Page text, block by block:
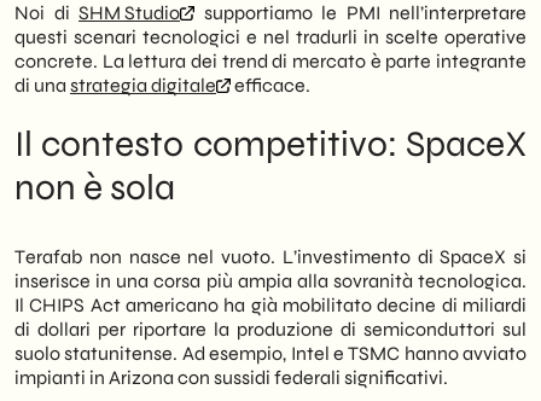
Noi di SHM Studio
supportiamo le PMI nell’interpretare
questi scenari tecnologici e nel tradurli in scelte operative
concrete. La lettura dei trend di mercato è parte integrante
di una strategia digitale efficace.
Il contesto competitivo: SpaceX
non è sola
Terafab non nasce nel vuoto. L’investimento di SpaceX si
inserisce in una corsa più ampia alla sovranità tecnologica.
Il CHIPS Act americano ha già mobilitato decine di miliardi
di dollari per riportare la produzione di semiconduttori sul
suolo statunitense. Ad esempio, Intel e TSMC hanno avviato
impianti in Arizona con sussidi federali significativi.